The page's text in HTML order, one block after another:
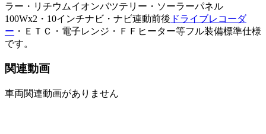
ラー・リチウムイオンバツテリー・ソーラーパネル
100Wx2・10インチナビ・ナビ連動前後 ドライブレコーダ
ー ・ＥＴＣ・電子レンジ・ＦＦヒーター等フル装備標準仕様
です。
関連動画
車両関連動画がありません